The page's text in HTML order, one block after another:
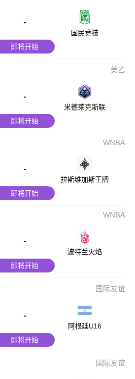
-
国民竞技
即将开始
美乙
-
米德莱克斯联
即将开始
WNBA
-
拉斯维加斯王牌
即将开始
WNBA
-
波特兰火焰
即将开始
国际友谊
-
阿根廷U16
即将开始
国际友谊